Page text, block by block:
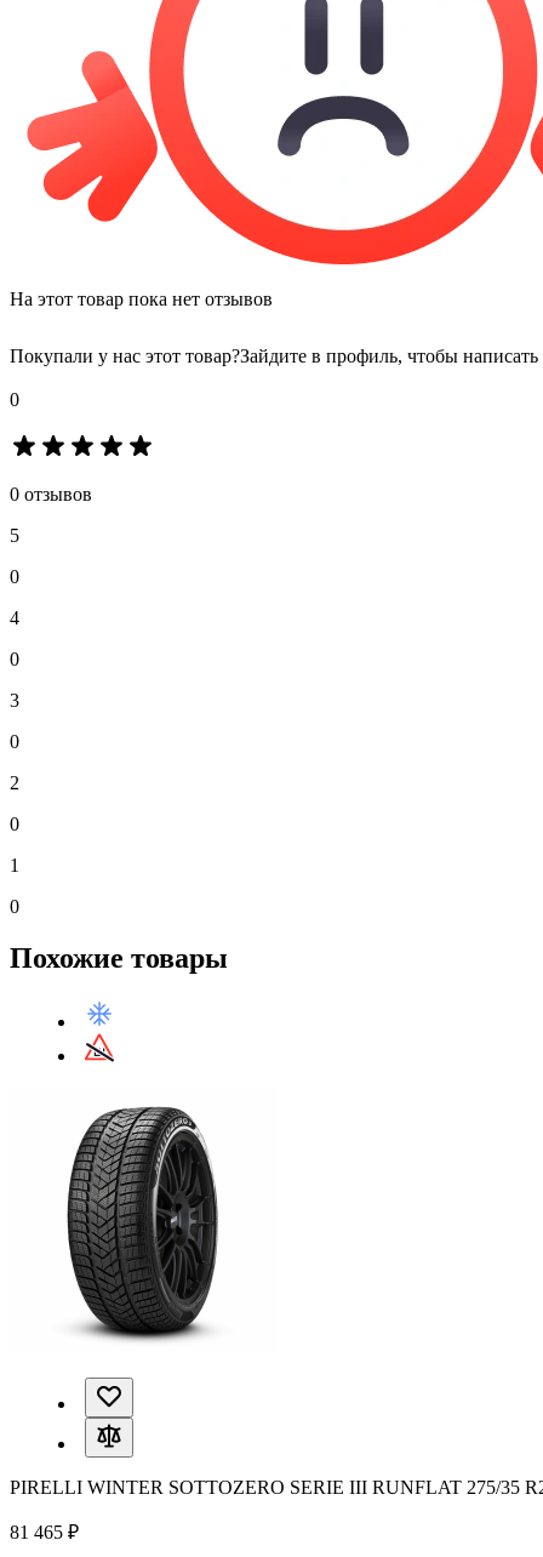
На этот товар пока нет отзывов
Покупали у нас этот товар?Зайдите в профиль, чтобы написать
0
0 отзывов
5
0
4
0
3
0
2
0
1
0
Похожие товары
PIRELLI WINTER SOTTOZERO SERIE III RUNFLAT 275/35
81 465 ₽